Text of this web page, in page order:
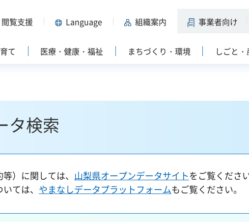
閲覧支援 Language 組織案内 事業者向け
て 医療・健康・福祉 まちづくり・環境 しごと
タ検索
）に関しては、 山梨県オープンデータサイトをご覧くださ
ては、 やまなしデータプラットフォームもご覧ください。